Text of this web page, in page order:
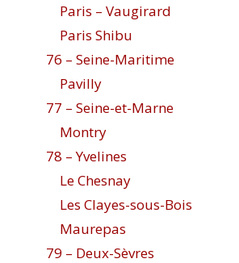
Paris – Vaugirard
Paris Shibu
76 – Seine-Maritime
Pavilly
77 – Seine-et-Marne
Montry
78 – Yvelines
Le Chesnay
Les Clayes-sous-Bois
Maurepas
79 – Deux-Sèvres